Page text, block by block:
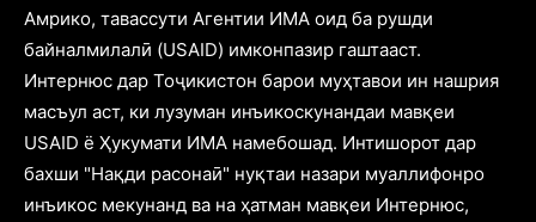
Амрико, тавассути Агентии ИМА оид ба рушди
байналмилалӣ (USAID) имконпазир гаштааст.
Интернюс дар Тоҷикистон барои муҳтавои ин нашрия
масъул аст, ки лузуман инъикоскунандаи мавқеи
USAID ё Ҳукумати ИМА намебошад. Интишорот дар
бахши "Нақди расонаӣ" нуқтаи назари муаллифонро
инъикос мекунанд ва на ҳатман мавқеи Интернюс,